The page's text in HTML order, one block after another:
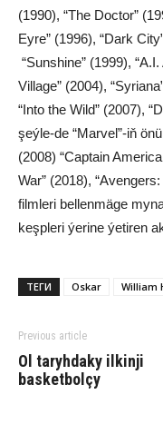
(1990), “The Doctor”
Eyre” (1996), “Dark
“Sunshine” (1999),
Village” (2004),
“Into the Wild” (2007),
şeýle-de “Marvel”-iň
(2008) “Captain
War” (2018),
filmleri bellenmäge
keşpleri ýerine ýetiren
ТЕГИ Oskar William
Previous article
Ol taryhdaky ilkinji
basketbolçy